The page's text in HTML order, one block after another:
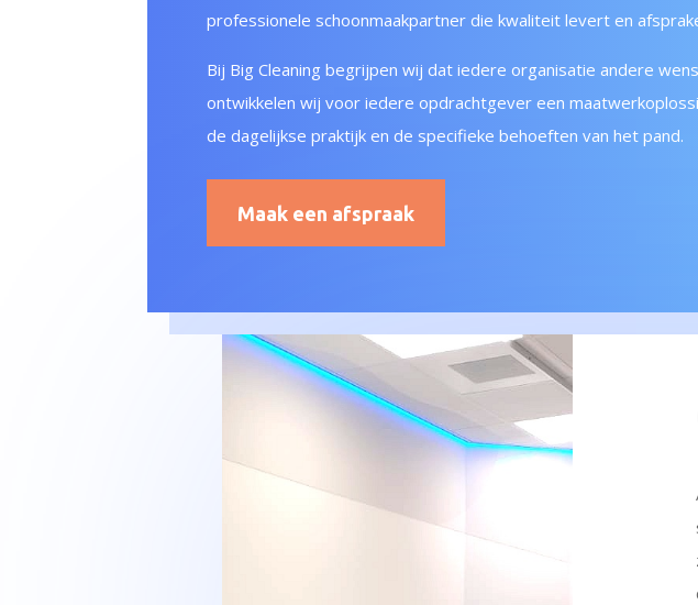
professionele schoonmaakpartner die kwaliteit levert en
Bij Big Cleaning begrijpen wij dat iedere organisatie andere
ontwikkelen wij voor iedere opdrachtgever een
de dagelijkse praktijk en de specifieke behoeften van het pand.
Maak een afspraak